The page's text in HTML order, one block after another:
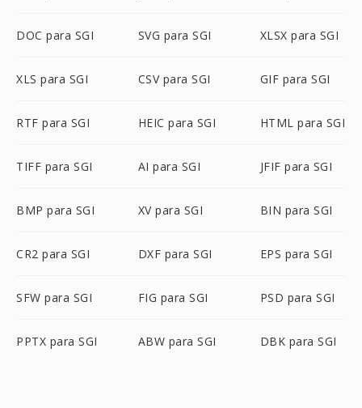
DOC para SGI SVG para SGI XLSX para SGI
XLS para SGI CSV para SGI GIF para SGI
RTF para SGI HEIC para SGI HTML para SGI
TIFF para SGI AI para SGI JFIF para SGI
BMP para SGI XV para SGI BIN para SGI
CR2 para SGI DXF para SGI EPS para SGI
SFW para SGI FIG para SGI PSD para SGI
PPTX para SGI ABW para SGI DBK para SGI